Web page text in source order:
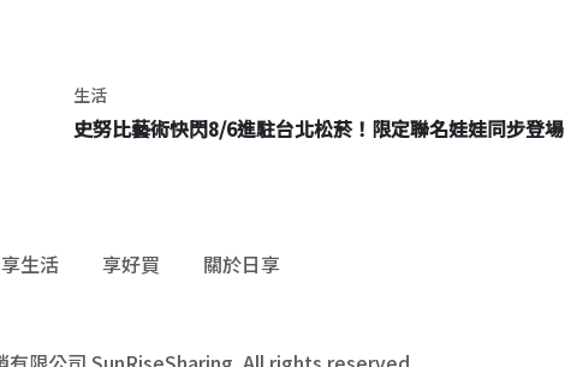
生活
史努比藝術快閃8/6進駐台北松菸！限定聯名娃娃同步登場
享生活 享好買 關於日享